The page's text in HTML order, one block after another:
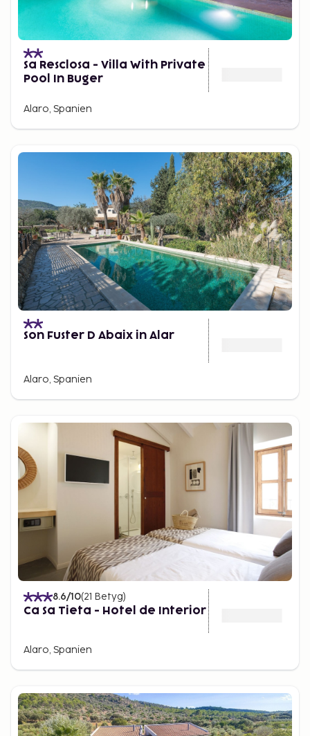
Sa Resclosa - Villa With Private
Pool In Buger
Alaro, Spanien
Son Fuster D Abaix in Alar
Alaro, Spanien
8.6/10(21 Betyg)
Ca Sa Tieta - Hotel de Interior
Alaro, Spanien